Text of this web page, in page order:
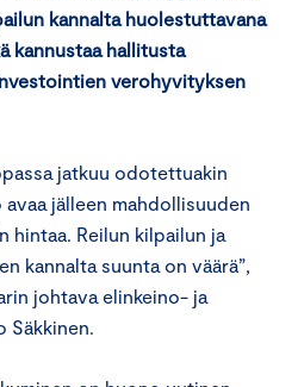
kannalta huolestuttavana
kannustaa hallitusta
verohyvityksen
jatkuu odotettuakin
avaa jälleen mahdollisuuden
hintaa. Reilun kilpailun ja
kannalta suunta on väärä”,
johtava elinkeino- ja
Säkkinen.